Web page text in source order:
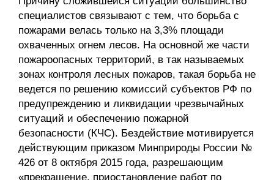
специалистов связывают с тем, что борьба с
пожарами велась только на 3,3% площади
охваченных огнем лесов. На основной же части
пожароопасных территорий, в так называемых
зонах контроля лесных пожаров, такая борьба не
ведется по решению комиссий субъектов РФ по
предупреждению и ликвидации чрезвычайных
ситуаций и обеспечению пожарной
безопасности (КЧС). Бездействие мотивируется
действующим приказом Минприроды России №
426 от 8 октября 2015 года, разрешающим
«прекращение, приостановление работ по